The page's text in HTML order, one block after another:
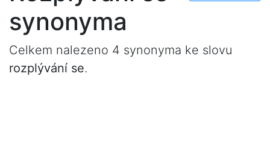
synonyma
Celkem nalezeno 4 synonyma ke slovu
rozplývání se.